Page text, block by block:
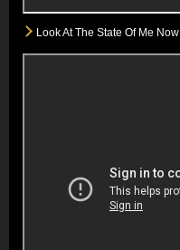
Look At The State Of Me Now